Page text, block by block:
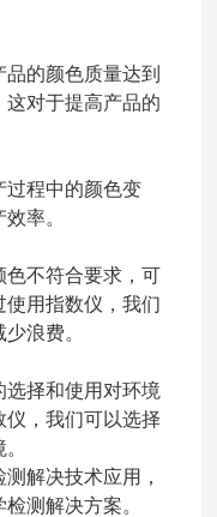
的颜色质量达到
对于提高产品的
过程中的颜色变
率。
色不符合要求，可
用指数仪，我们
浪费。
择和使用对环境
仪，我们可以选择
解决技术应用，
测解决方案。